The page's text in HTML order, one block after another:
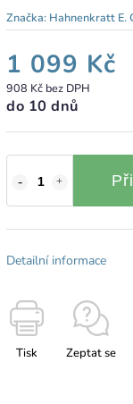
Značka: Hahnenkratt E.
1 099 Kč
908 Kč bez DPH
do 10 dnů
Detailní informace
Tisk Zeptat se